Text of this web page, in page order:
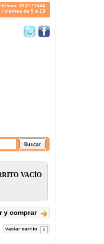
913771344
viernes de 9 a 13
y comprar
vaciar carrito